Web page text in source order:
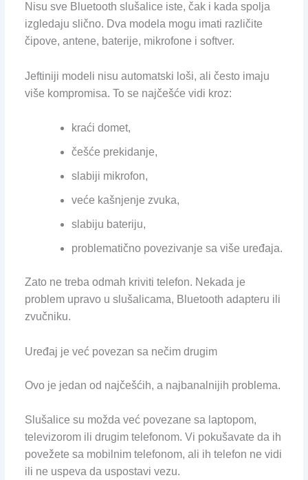
Nisu sve Bluetooth slušalice iste, čak i kada spolja
izgledaju slično. Dva modela mogu imati različite
čipove, antene, baterije, mikrofone i softver.
Jeftiniji modeli nisu automatski loši, ali često imaju
više kompromisa. To se najčešće vidi kroz:
kraći domet,
češće prekidanje,
slabiji mikrofon,
veće kašnjenje zvuka,
slabiju bateriju,
problematično povezivanje sa više uređaja.
Zato ne treba odmah kriviti telefon. Nekada je
problem upravo u slušalicama, Bluetooth adapteru ili
zvučniku.
Uređaj je već povezan sa nečim drugim
Ovo je jedan od najčešćih, a najbanalnijih problema.
Slušalice su možda već povezane sa laptopom,
televizorom ili drugim telefonom. Vi pokušavate da ih
povežete sa mobilnim telefonom, ali ih telefon ne vidi
ili ne uspeva da uspostavi vezu.